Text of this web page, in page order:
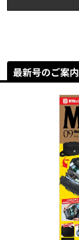
最新号のご案内